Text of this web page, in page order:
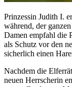
Prinzessin Judith I.
während, der
Damen empfahl die
als Schutz vor den
sicherlich einen
Nachdem die
neuen Herrscherin